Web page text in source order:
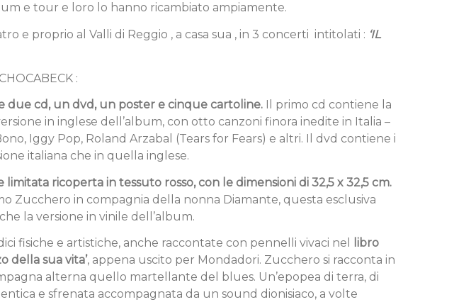
e tour e loro lo hanno ricambiato ampiamente.
e proprio al Valli di Reggio , a casa sua , in 3 concerti intitolati : ‘IL
:
due cd, un dvd, un poster e cinque cartoline.
Il primo cd contiene la
in inglese dell’album, con otto canzoni finora inedite in Italia –
Iggy Pop, Roland Arzabal (Tears for Fears) e altri. Il dvd contiene i
italiana che in quella inglese.
limitata ricoperta in tessuto rosso, con le dimensioni di 32,5 x 32,5 cm.
Zucchero in compagnia della nonna Diamante, questa esclusiva
la versione in vinile dell’album.
fisiche e artistiche, anche raccontate con pennelli vivaci nel
libro
della sua vita’, appena uscito per Mondadori. Zucchero si racconta in
alterna quello martellante del blues. Un’epopea di terra, di
e sfrenata accompagnata da un sound dionisiaco, a volte